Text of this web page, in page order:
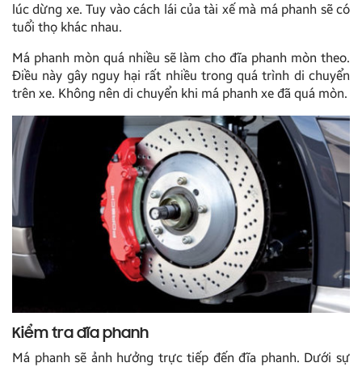
lúc dừng xe. Tuy vào cách lái của tài xế mà má phanh sẽ có
tuổi thọ khác nhau.
Má phanh mòn quá nhiều sẽ làm cho đĩa phanh mòn theo.
Điều này gây nguy hại rất nhiều trong quá trình di chuyển
trên xe. Không nên di chuyển khi má phanh xe đã quá mòn.
Kiểm tra đĩa phanh
Má phanh sẽ ảnh hưởng trực tiếp đến đĩa phanh. Dưới sự